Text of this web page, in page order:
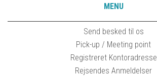
MENU
Send besked til os
Pick-up / Meeting point
Registreret Kontoradresse
Rejsendes Anmeldelser